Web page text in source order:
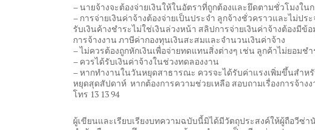
– นายจ้างจะต้องจ่ายเงินให้ในอัตราที่ถูกต้องและยึดตามชั่วโมงใน
– การจ่ายเงินค่าจ้างต้องจ่ายเป็นประจำ ลูกจ้างชั่วคราวและไม่
รับเงินค้างชำระไม่ใช่เงินล่วงหน้า สลิปการจ่ายเงินค่าจ้างต้องมี
การจ้างงาน ภาษีค่ากองทุนเงินสะสมและจำนวนเงินค่าจ้าง
– ไม่ควรต้องถูกหักเงินเพื่อจ่ายทดแทนสิ่งต่างๆ เช่น ลูกค้าไม่ยอมชำ
– ควรได้รับเงินค่าจ้างในช่วงทดลองงาน
– หากทำงานในวันหยุดสาธารณะ ควรจะได้รับค่าแรงเพิ่มขึ้นสำห
หยุดสุดสัปดาห์ หากต้องการความช่วยเหลือ สอบถามเรื่องการจ้า
โทร 13 13 94
ผู้เขียนและเรียบเรียงบทความฉบับนี้มิได้มีวัตถุประสงค์ให้ผู้ถือวีซ่